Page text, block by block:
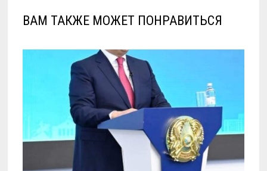
ВАМ ТАКЖЕ МОЖЕТ ПОНРАВИТЬСЯ